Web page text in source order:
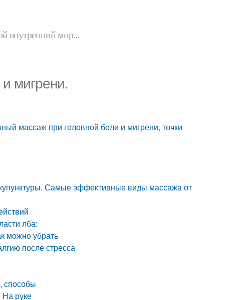
внутренний мир...
мигрени.
массаж при головной боли и мигрени, точки
Самые эффективные виды массажа от
лба:
можно убрать
после стресса
способы
На руке